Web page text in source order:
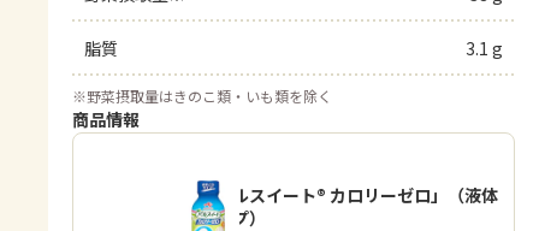
脂質 3.1 g
※野菜摂取量はきのこ類・いも類を除く
商品情報
「パルスイート® カロリーゼロ」（液体
タイプ）